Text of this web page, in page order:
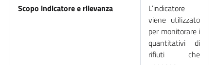
Scopo indicatore e rilevanza
L’indicatore
viene utilizzato
per monitorare i
quantitativi di
rifiuti che